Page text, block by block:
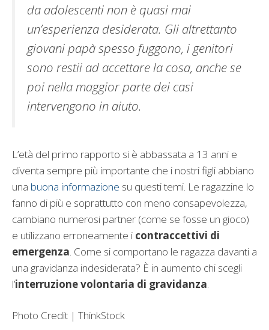
da adolescenti non è quasi mai
un’esperienza desiderata. Gli altrettanto
giovani papà spesso fuggono, i genitori
sono restii ad accettare la cosa, anche se
poi nella maggior parte dei casi
intervengono in aiuto.
L’età del primo rapporto si è abbassata a 13 anni e
diventa sempre più importante che i nostri figli abbiano
una buona informazione su questi temi. Le ragazzine lo
fanno di più e soprattutto con meno consapevolezza,
cambiano numerosi partner (come se fosse un gioco)
e utilizzano erroneamente i contraccettivi di
emergenza . Come si comportano le ragazza davanti a
una gravidanza indesiderata? È in aumento chi scegli
l’interruzione volontaria di gravidanza
Photo Credit | ThinkStock